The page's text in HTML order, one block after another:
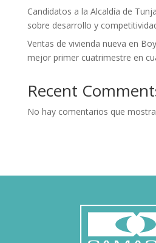
Candidatos a la Alcaldía de
sobre desarrollo y
Ventas de vivienda nueva en
mejor primer cuatrimestre en
Recent
No hay comentarios que